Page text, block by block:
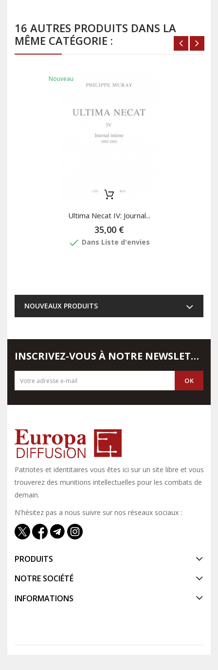
16 AUTRES PRODUITS DANS LA
MÊME CATÉGORIE :
Nouveau
Ultima Necat IV: Journal...
35,00 €
done Dans Liste d'envies
NOUVEAUX PRODUITS
INSCRIVEZ-VOUS À NOTRE NEWSLETTER
Patriotes et identitaires vous êtes ici sur un site libre et vous y
trouverez des munitions intellectuelles pour les combats de
demain.
N'hésitez pas a nous suivre sur nos réseaux sociaux :
PRODUITS
NOTRE SOCIÉTÉ
INFORMATIONS